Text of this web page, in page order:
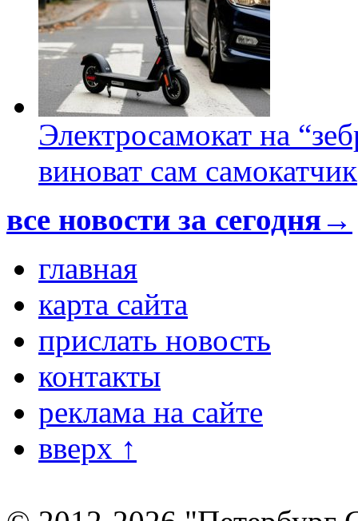
Электросамокат на
виноват сам самокатчик
все новости за сегодня→
главная
карта сайта
прислать новость
контакты
реклама на сайте
вверх ↑